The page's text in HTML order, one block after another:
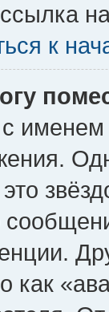
к
именем
как